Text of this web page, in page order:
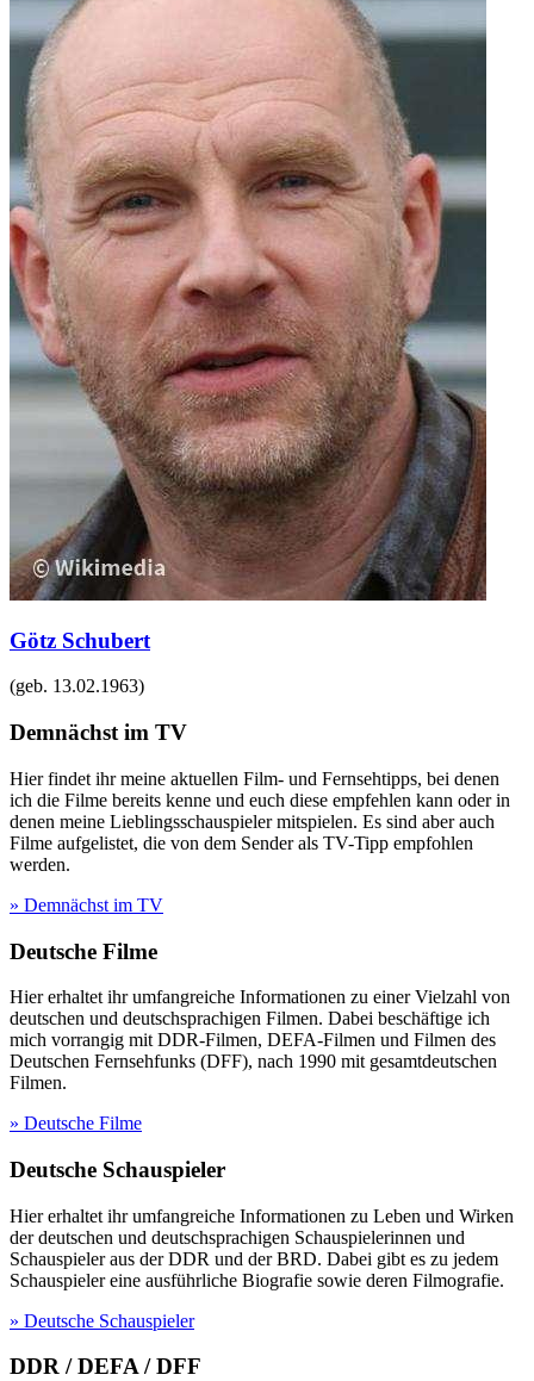
Götz Schubert
(geb. 13.02.1963)
Demnächst im TV
Hier findet ihr meine aktuellen Film- und Fernsehtipps, bei denen
ich die Filme bereits kenne und euch diese empfehlen kann oder in
denen meine Lieblingsschauspieler mitspielen. Es sind aber auch
Filme aufgelistet, die von dem Sender als TV-Tipp empfohlen
werden.
» Demnächst im TV
Deutsche Filme
Hier erhaltet ihr umfangreiche Informationen zu einer Vielzahl von
deutschen und deutschsprachigen Filmen. Dabei beschäftige ich
mich vorrangig mit DDR-Filmen, DEFA-Filmen und Filmen des
Deutschen Fernsehfunks (DFF), nach 1990 mit gesamtdeutschen
Filmen.
» Deutsche Filme
Deutsche Schauspieler
Hier erhaltet ihr umfangreiche Informationen zu Leben und Wirken
der deutschen und deutschsprachigen Schauspielerinnen und
Schauspieler aus der DDR und der BRD. Dabei gibt es zu jedem
Schauspieler eine ausführliche Biografie sowie deren Filmografie.
» Deutsche Schauspieler
DDR / DEFA / DFF